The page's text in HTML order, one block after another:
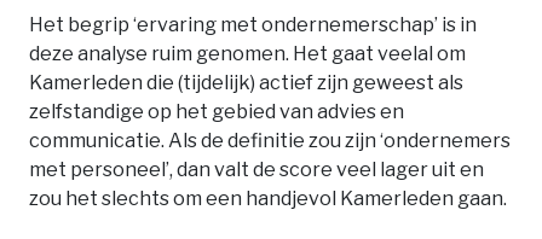
Het begrip ‘ervaring met ondernemerschap’ is in
deze analyse ruim genomen. Het gaat veelal om
Kamerleden die (tijdelijk) actief zijn geweest als
zelfstandige op het gebied van advies en
communicatie. Als de definitie zou zijn ‘ondernemers
met personeel’, dan valt de score veel lager uit en
zou het slechts om een handjevol Kamerleden gaan.